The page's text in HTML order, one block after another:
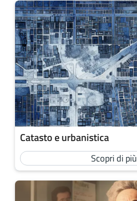
Catasto e urbanistica
Scopri di più